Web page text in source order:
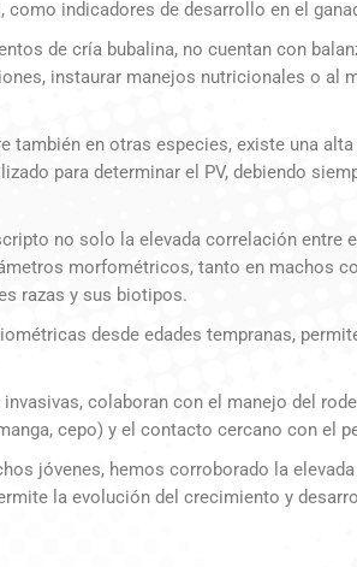
indicadores de desarrollo en el
de cría bubalina, no cuentan con
instaurar manejos nutricionales o al
también en otras especies, existe una
para determinar el PV, debiendo
no solo la elevada correlación entre
morfométricos, tanto en machos
razas y sus biotipos.
desde edades tempranas,
colaboran con el manejo del
cepo) y el contacto cercano con el
jóvenes, hemos corroborado la
la evolución del crecimiento y